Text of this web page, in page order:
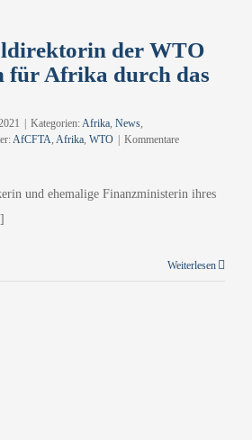
der WTO
für Afrika durch das
Kategorien:Afrika, News,
AfCFTA, Afrika, WTO
Kommentare
und ehemalige Finanzministerin ihres
Weiterlesen